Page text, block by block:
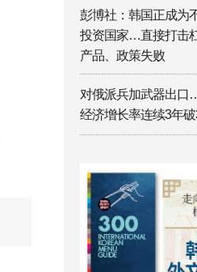
彭博社：韩国正成为
投资国家…直接打击
产品、政策失败
对俄派兵加武器出口
经济增长率连续3年